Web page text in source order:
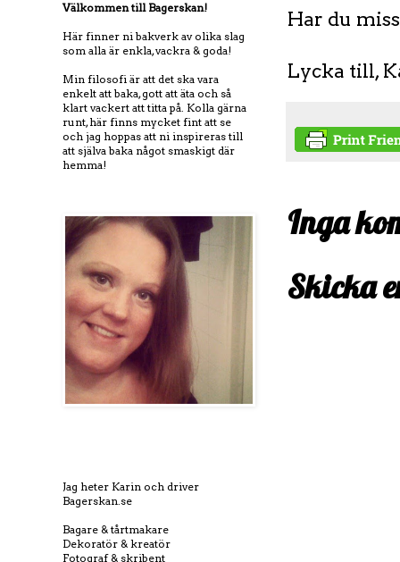
Har du
Lycka till,
Inga
Skicka
Välkommen till Bagerskan!
Här finner ni bakverk av olika slag
som alla är enkla, vackra & goda!
Min filosofi är att det ska vara
enkelt att baka, gott att äta och så
klart vackert att titta på. Kolla gärna
runt, här finns mycket fint att se
och jag hoppas att ni inspireras till
att själva baka något smaskigt där
hemma!
Jag heter Karin och driver
Bagerskan.se
Bagare & tårtmakare
Dekoratör & kreatör
Fotograf & skribent